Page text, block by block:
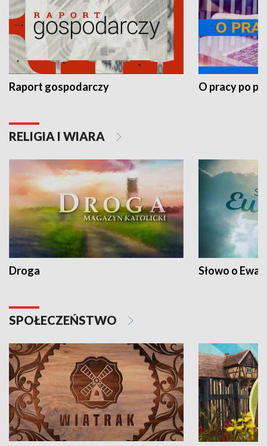
Raport gospodarczy O pracy po
RELIGIA I WIARA
Droga Słowo o
SPOŁECZEŃSTWO